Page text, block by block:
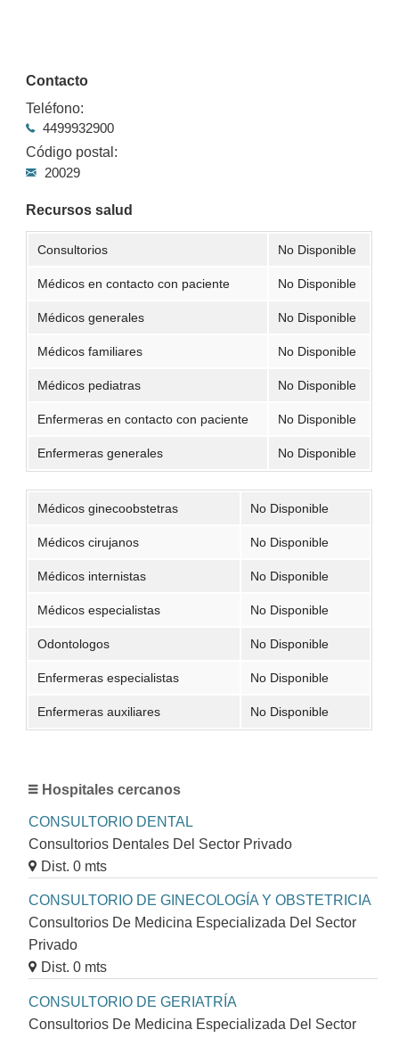
Contacto
Teléfono:
4499932900
Código postal:
20029
Recursos salud
Consultorios No Disponible
Médicos en contacto con paciente No Disponible
Médicos generales No Disponible
Médicos familiares No Disponible
Médicos pediatras No Disponible
Enfermeras en contacto con paciente No Disponible
Enfermeras generales No Disponible
Médicos ginecoobstetras No Disponible
Médicos cirujanos No Disponible
Médicos internistas No Disponible
Médicos especialistas No Disponible
Odontologos No Disponible
Enfermeras especialistas No Disponible
Enfermeras auxiliares No Disponible
Hospitales cercanos
CONSULTORIO DENTAL
Consultorios Dentales Del Sector Privado
Dist. 0 mts
CONSULTORIO DE GINECOLOGÍA Y OBSTETRICIA
Consultorios De Medicina Especializada Del Sector
Privado
Dist. 0 mts
CONSULTORIO DE GERIATRÍA
Consultorios De Medicina Especializada Del Sector